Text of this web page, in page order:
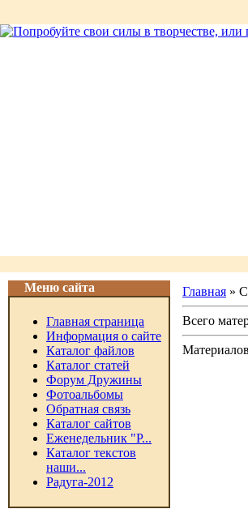
Меню сайта
Главная страница
Информация о сайте
Каталог файлов
Каталог статей
Форум Дружины
Фотоальбомы
Обратная связь
Каталог сайтов
Еженедельник "Р...
Каталог текстов
наши...
Радуга-2012
Главная »
Всего